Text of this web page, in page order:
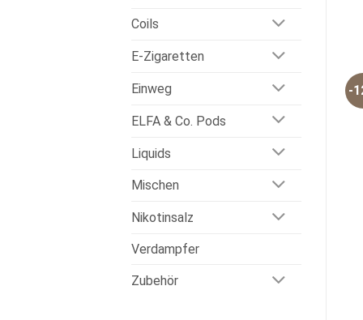
Coils
E-Zigaretten
Einweg
ELFA & Co. Pods
Liquids
Mischen
Nikotinsalz
Verdampfer
Zubehör
-